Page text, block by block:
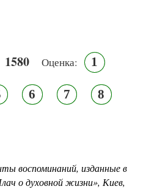
1580 Оценка: 1
6 7 8
воспоминаний, изданные в
о духовной жизни», Киев,